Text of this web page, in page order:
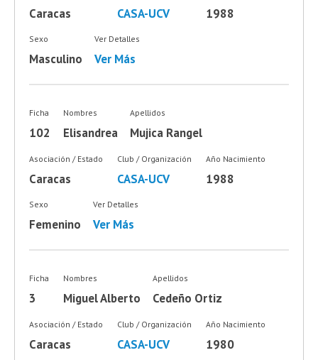
Caracas CASA-UCV 1988
Sexo
Masculino
Ver Detalles
Ver Más
Ficha
102
Nombres
Elisandrea
Apellidos
Mujica Rangel
Asociación / Estado
Caracas
Club / Organización
CASA-UCV
Año Nacimiento
1988
Sexo
Femenino
Ver Detalles
Ver Más
Ficha
3
Nombres
Miguel Alberto
Apellidos
Cedeño Ortiz
Asociación / Estado
Caracas
Club / Organización
CASA-UCV
Año Nacimiento
1980